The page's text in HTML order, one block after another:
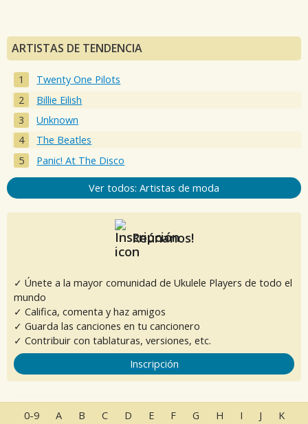
ARTISTAS DE TENDENCIA
Twenty One Pilots
Billie Eilish
Unknown
The Beatles
Panic! At The Disco
Ver todos: Artistas de moda
Reúnanos!
✓ Únete a la mayor comunidad de Ukulele Players de todo el
mundo
✓ Califica, comenta y haz amigos
✓ Guarda las canciones en tu cancionero
✓ Contribuir con tablaturas, versiones, etc.
Inscripción
0-9 A B C D E F G H I J K